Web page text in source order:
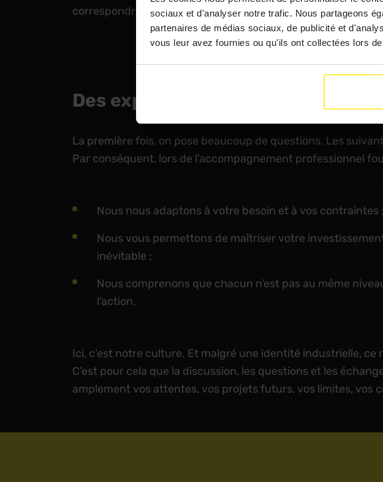
sociaux et d'analyser notre trafic. Nous partageons
partenaires de médias sociaux, de publicité et
vous leur avez fournies ou qu'ils ont collectées lors
correspondra à vos priorités et vous aidera à franchir le cap
Des experts techniques pour vos
La première fois, on pose beaucoup de questions. Les
Par conséquent, lors de l’accompagnement professionnel
Nous nous adaptons à votre besoin et à vos contraintes ;
Nous vous permettons de maîtriser votre
inévitable ;
Nous comprenons que chacun n’est pas au même
l’action.
Ici, c’est notre culture. Et malgré une identité industrielle, ce
C’est pour cela que la discussion, les questions et les
amplement vos attentes, vos projets futurs, vos limites, vos